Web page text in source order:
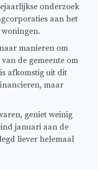
onderzoek
aan het
manieren om
de gemeente om
afkomstig uit dit
maar
geniet weinig
januari aan de
liever helemaal